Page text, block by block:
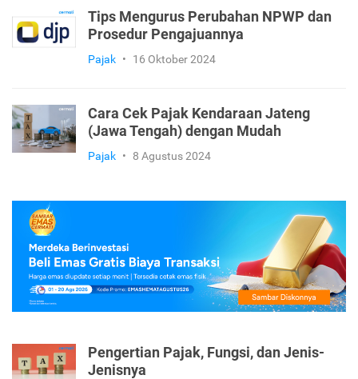
Tips Mengurus Perubahan NPWP dan
Prosedur Pengajuannya
Pajak • 16 Oktober 2024
Cara Cek Pajak Kendaraan Jateng
(Jawa Tengah) dengan Mudah
Pajak • 8 Agustus 2024
Pengertian Pajak, Fungsi, dan Jenis-
Jenisnya